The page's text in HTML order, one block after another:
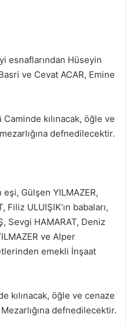
esnaflarından Hüseyin
ve Cevat ACAR, Emine
kılınacak, öğle ve
defnedilecektir.
eşi, Gülşen YILMAZER,
ULUIŞIK’ın babaları,
Sevgi HAMARAT, Deniz
ve Alper
emekli İnşaat
kılınacak, öğle ve cenaze
defnedilecektir.